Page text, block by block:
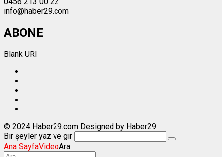
info@haber29.com
ABONE
Blank URI
© 2024 Haber29.com Designed by Haber29
Bir şeyler yaz ve gir
Ana SayfaVideoAra